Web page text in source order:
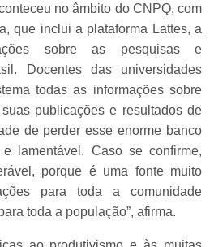
no âmbito do CNPQ, com
que inclui a plataforma Lattes, a
sobre as pesquisas e
Docentes das universidades
todas as informações sobre
publicações e resultados de
de perder esse enorme banco
lamentável. Caso se confirme,
porque é uma fonte muito
para toda a comunidade
toda a população”, afirma.